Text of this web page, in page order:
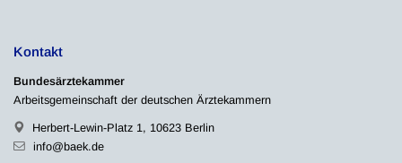
Kontakt
Bundesärztekammer
Arbeitsgemeinschaft der deutschen Ärztekammern
Herbert-Lewin-Platz 1, 10623 Berlin
info@baek.de